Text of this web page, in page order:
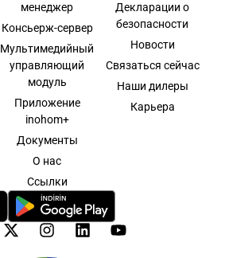
менеджер
Консьерж-сервер
Мультимедийный
управляющий
модуль
Приложение
inohom+
Документы
О нас
Ссылки
Декларации о
безопасности
Новости
Связаться сейчас
Наши дилеры
Карьера